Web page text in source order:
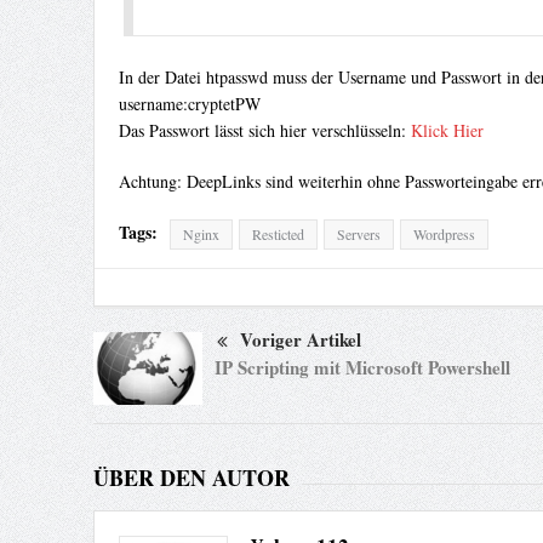
In der Datei htpasswd muss der Username und Passwort in
username:cryptetPW
Das Passwort lässt sich hier verschlüsseln: Klick Hier
Achtung: DeepLinks sind weiterhin ohne Passworteingabe
Tags: Nginx Resticted Servers Wordpress
Voriger Artikel
IP Scripting mit Microsoft Powershell
ÜBER DEN AUTOR